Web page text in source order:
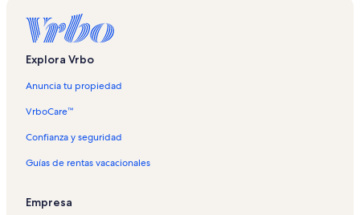
Explora Vrbo
Anuncia tu propiedad
VrboCare™
Confianza y seguridad
Guías de rentas vacacionales
Empresa